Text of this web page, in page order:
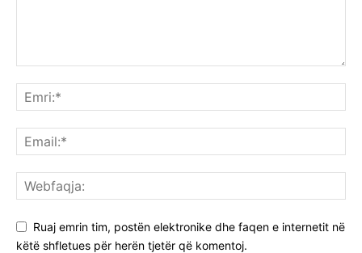
Ruaj emrin tim, postën elektronike dhe faqen e internetit në
këtë shfletues për herën tjetër që komentoj.